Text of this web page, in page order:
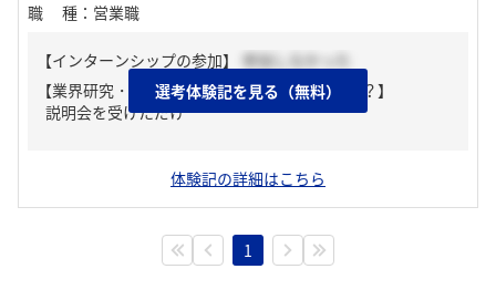
職種 ： 営業職
【インターンシップの参加】
参加しなかった
【業界研究・企業研究はどんな風にしましたか？】
説明会を受けただけ
選考体験記を見る（無料）
体験記の詳細はこちら
1